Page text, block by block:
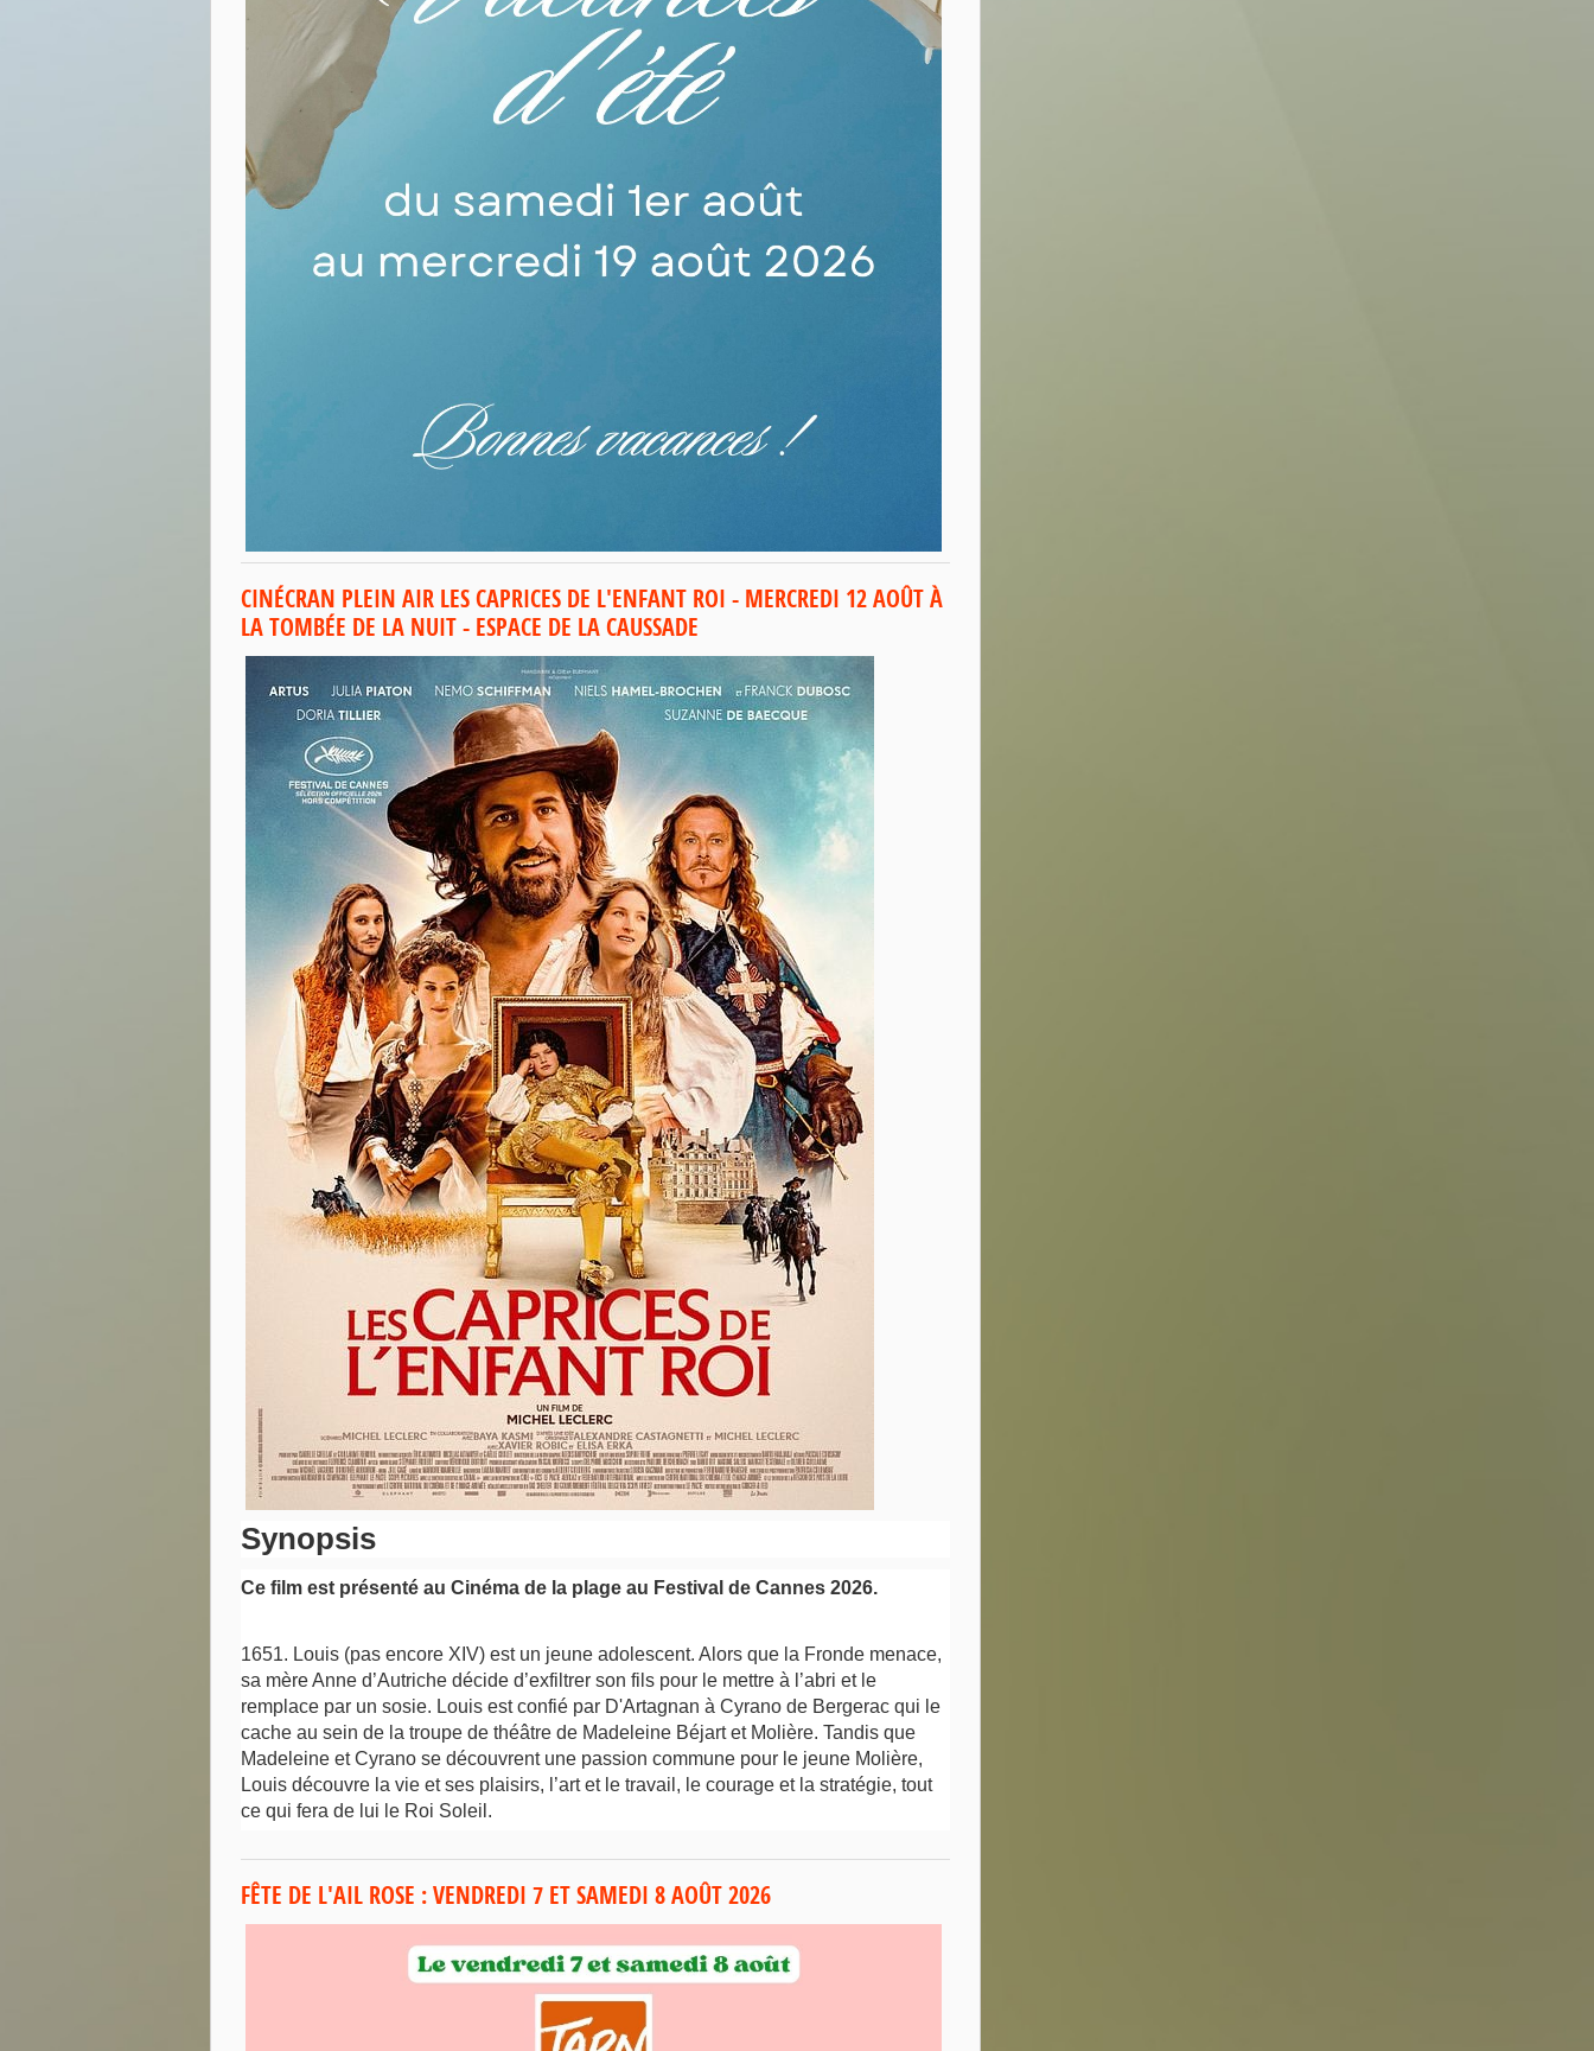
CINÉCRAN PLEIN AIR LES CAPRICES DE L'ENFANT ROI - MERCREDI 12 AOÛT À
LA TOMBÉE DE LA NUIT - ESPACE DE LA CAUSSADE
Synopsis
Ce film est présenté au Cinéma de la plage au Festival de Cannes 2026.
1651. Louis (pas encore XIV) est un jeune adolescent. Alors que la Fronde menace,
sa mère Anne d’Autriche décide d’exfiltrer son fils pour le mettre à l’abri et le
remplace par un sosie. Louis est confié par D'Artagnan à Cyrano de Bergerac qui le
cache au sein de la troupe de théâtre de Madeleine Béjart et Molière. Tandis que
Madeleine et Cyrano se découvrent une passion commune pour le jeune Molière,
Louis découvre la vie et ses plaisirs, l’art et le travail, le courage et la stratégie, tout
ce qui fera de lui le Roi Soleil.
FÊTE DE L'AIL ROSE : VENDREDI 7 ET SAMEDI 8 AOÛT 2026